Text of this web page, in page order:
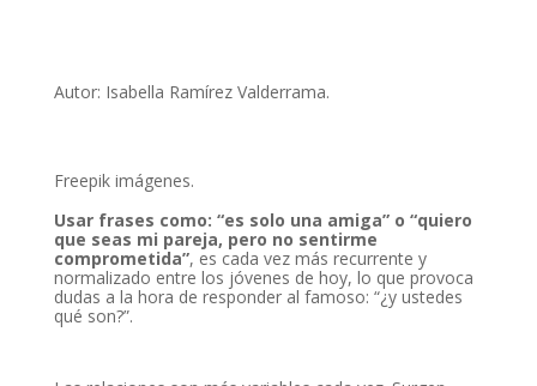
Autor: Isabella Ramírez Valderrama.
Freepik imágenes.
Usar frases como: “es solo una amiga” o “quiero
que seas mi pareja, pero no sentirme
comprometida”, es cada vez más recurrente y
normalizado entre los jóvenes de hoy, lo que provoca
dudas a la hora de responder al famoso: “¿y ustedes
qué son?”.